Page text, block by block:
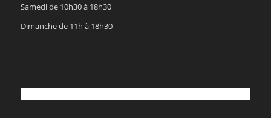
Samedi de 10h30 à 18h30
Dimanche de 11h à 18h30